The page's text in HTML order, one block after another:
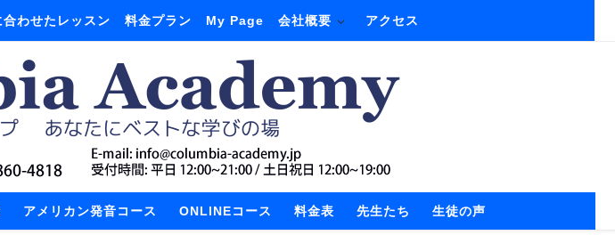
合わせたレッスン 料金プラン My Page 会社概要 アクセス
アメリカン発音コース ONLINEコース 料金表 先生たち 生徒の声